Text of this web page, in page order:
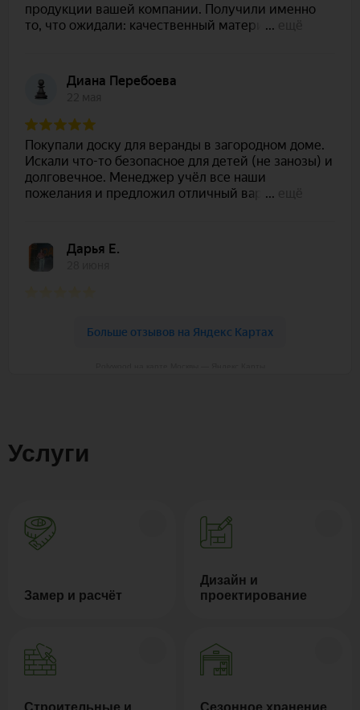
Услуги
Замер и расчёт
Дизайн и
проектирование
Строительные и Сезонное хранение